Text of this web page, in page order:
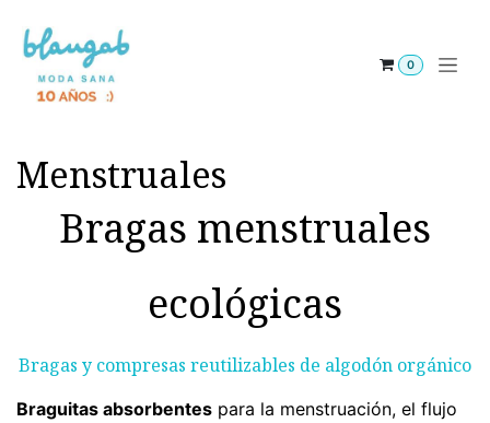
0
Menstruales
Bragas menstruales
ecológicas
Bragas y compresas reutilizables de algodón orgánico
Braguitas absorbentes para la menstruación, el flujo